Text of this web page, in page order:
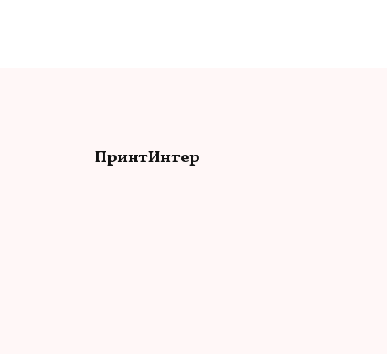
ПринтИнтер